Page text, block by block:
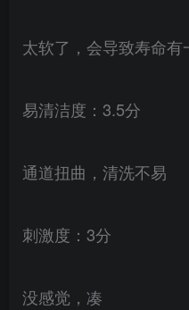
太软了，会导致寿命
易清洁度：3.5分
通道扭曲，清洗不易
刺激度：3分
没感觉，凑